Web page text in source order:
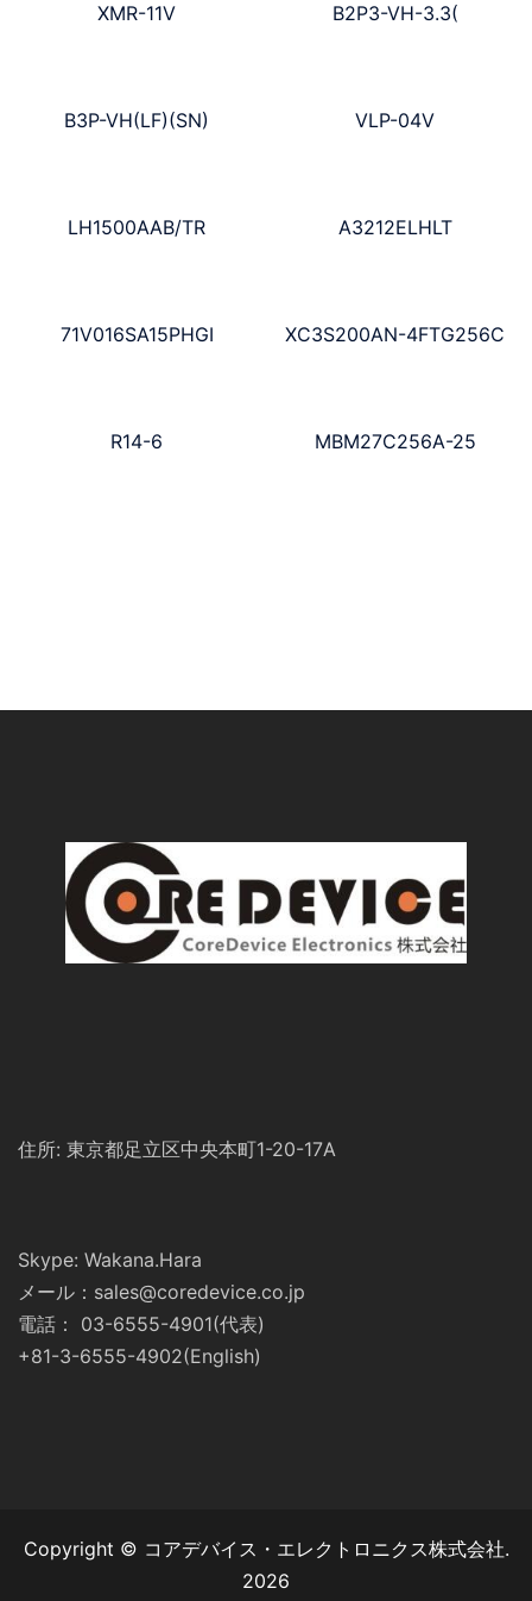
XMR-11V B2P3-VH-3.3(
B3P-VH(LF)(SN) VLP-04V
LH1500AAB/TR A3212ELHLT
71V016SA15PHGI XC3S200AN-4FTG256C
R14-6 MBM27C256A-25
住所: 東京都足立区中央本町1-20-17A
Skype: Wakana.Hara
メール：sales@coredevice.co.jp
電話： 03-6555-4901(代表)
+81-3-6555-4902(English)
Copyright © コアデバイス・エレクトロニクス株式会社.
2026